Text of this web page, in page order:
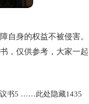
自身的权益不被侵害。
，仅供参考，大家一起
书5 ……此处隐藏1435